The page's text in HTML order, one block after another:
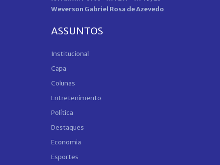
Weverson Gabriel Rosa de Azevedo
ASSUNTOS
Institucional
Capa
Colunas
Entretenimento
Política
Destaques
Economia
Esportes